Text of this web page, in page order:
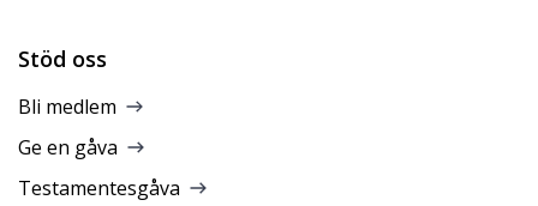
Stöd oss
Bli medlem
Ge en gåva
Testamentesgåva